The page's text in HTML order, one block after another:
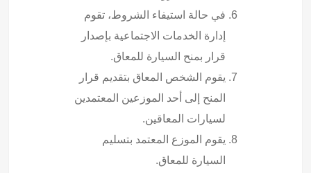
في حالة استيفاء الشروط، تقوم
إدارة الخدمات الاجتماعية بإصدار
قرار بمنح السيارة للمعاق.
يقوم الشخص المعاق بتقديم قرار
المنح إلى أحد الموزعين المعتمدين
لسيارات المعاقين.
يقوم الموزع المعتمد بتسليم
السيارة للمعاق.